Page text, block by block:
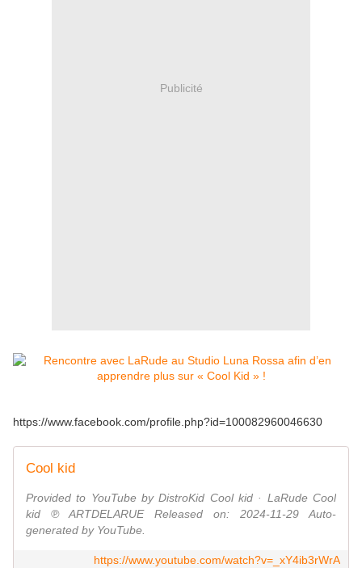
Publicité
https://www.facebook.com/profile.php?id=100082960046630
Cool kid
Provided to YouTube by DistroKid Cool kid · LaRude Cool
kid ℗ ARTDELARUE Released on: 2024-11-29 Auto-
generated by YouTube.
https://www.youtube.com/watch?v=_xY4ib3rWrA